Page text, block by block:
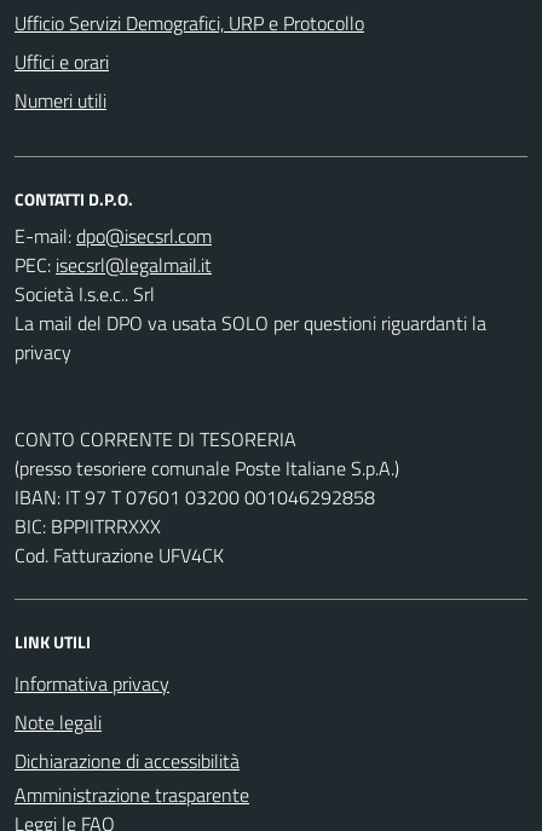
Ufficio Servizi Demografici, URP e Protocollo
Uffici e orari
Numeri utili
CONTATTI D.P.O.
E-mail:
PEC:
Società I.s.e.c.. Srl
La mail del DPO va usata SOLO per questioni riguardanti la
privacy
CONTO CORRENTE DI TESORERIA
(presso tesoriere comunale Poste Italiane S.p.A.)
IBAN: IT 97 T 07601 03200 001046292858
BIC: BPPIITRRXXX
Cod. Fatturazione UFV4CK
LINK UTILI
Informativa privacy
Note legali
Dichiarazione di accessibilità
Amministrazione trasparente
Leggi le FAQ